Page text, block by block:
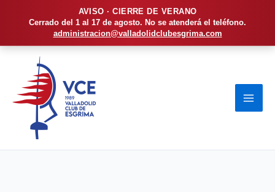
AVISO · CIERRE DE VERANO
Cerrado del 1 al 17 de agosto. No se atenderá el teléfono.
administracion@valladolidclubesgrima.com
contenido